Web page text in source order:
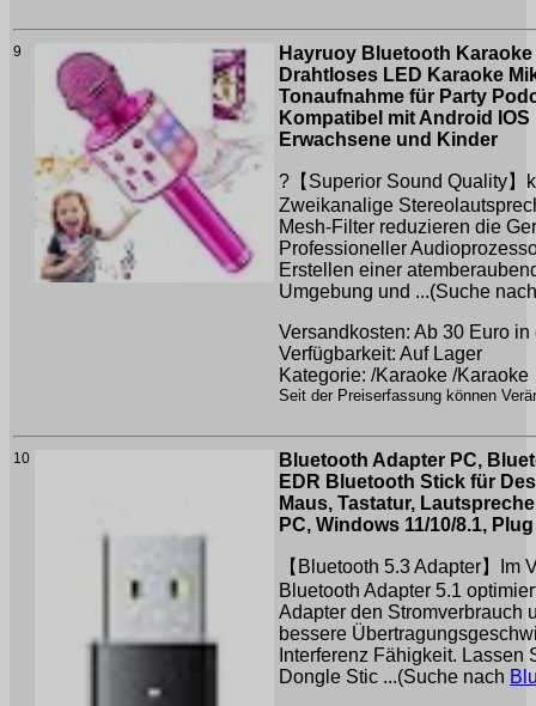
9
Hayruoy Bluetooth
Drahtloses LED Karaoke
Tonaufnahme für Party
Kompatibel mit Android
Erwachsene und Kinder
?【Superior Sound Quality】
Zweikanalige
Mesh-Filter reduzieren die
Professioneller
Erstellen einer
Umgebung und ...(Suche
Versandkosten: Ab 30 Euro
Verfügbarkeit: Auf Lager
Kategorie: /Karaoke /Karaoke
Seit der Preiserfassung können
10
Bluetooth Adapter PC,
EDR Bluetooth Stick für
Maus, Tastatur,
PC, Windows 11/10/8.1,
【Bluetooth 5.3 Adapter】Im
Bluetooth Adapter 5.1
Adapter den Stromverbrauch
bessere
Interferenz Fähigkeit. Lassen
Dongle Stic ...(Suche nach